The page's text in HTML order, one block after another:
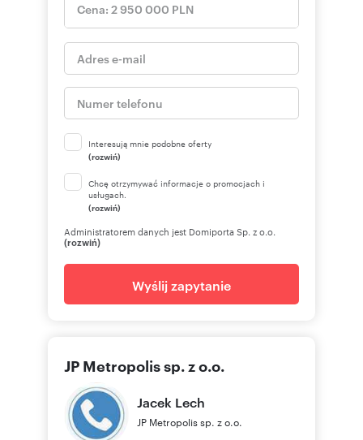
Interesują mnie podobne oferty
(rozwiń)
Chcę otrzymywać informacje o promocjach i
usługach.
(rozwiń)
Administratorem danych jest Domiporta Sp. z o.o.
(rozwiń)
Wyślij zapytanie
JP Metropolis sp. z o.o.
Jacek Lech
JP Metropolis sp. z o.o.